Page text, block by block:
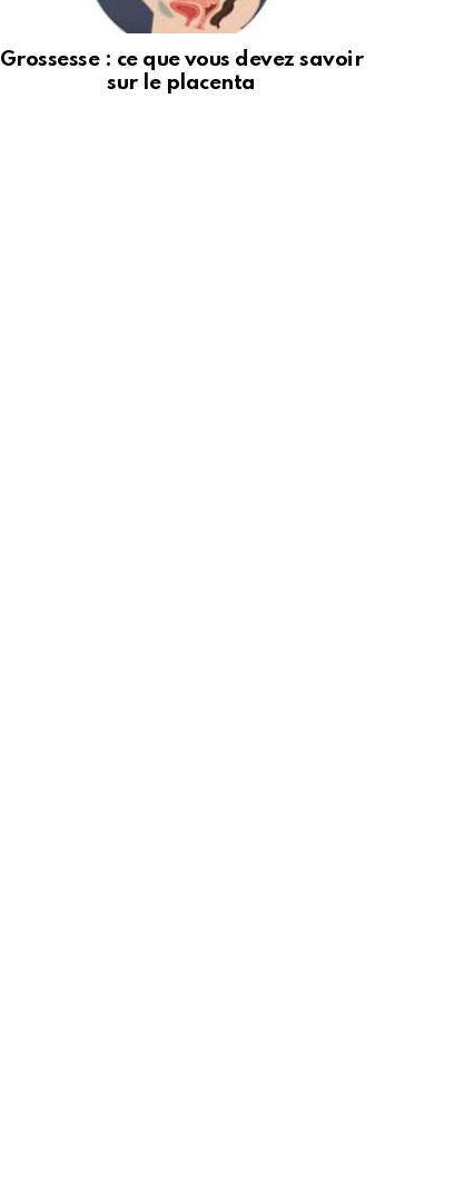
Grossesse : ce que vous devez savoir
sur le placenta